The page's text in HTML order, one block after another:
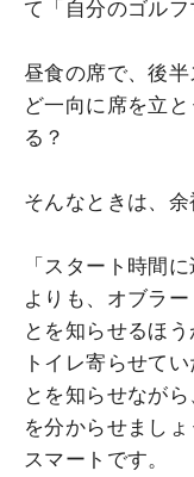
て「自分のゴルフ
昼食の席で、後
ど一向に席を立
る？
そんなときは、
「スタート時間
よりも、オブラ
とを知らせるほ
トイレ寄らせて
とを知らせなが
を分からせまし
スマートです。